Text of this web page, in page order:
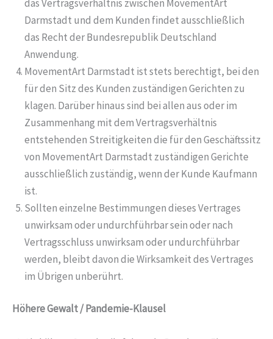
das Vertragsverhältnis zwischen MovementArt
Darmstadt und dem Kunden findet ausschließlich
das Recht der Bundesrepublik Deutschland
Anwendung.
MovementArt Darmstadt ist stets berechtigt, bei den
für den Sitz des Kunden zuständigen Gerichten zu
klagen. Darüber hinaus sind bei allen aus oder im
Zusammenhang mit dem Vertragsverhältnis
entstehenden Streitigkeiten die für den Geschäftssitz
von MovementArt Darmstadt zuständigen Gerichte
ausschließlich zuständig, wenn der Kunde Kaufmann
ist.
Sollten einzelne Bestimmungen dieses Vertrages
unwirksam oder undurchführbar sein oder nach
Vertragsschluss unwirksam oder undurchführbar
werden, bleibt davon die Wirksamkeit des Vertrages
im Übrigen unberührt.
Höhere Gewalt / Pandemie-Klausel